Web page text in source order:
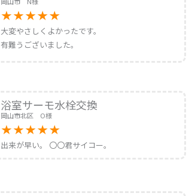
大変やさしくよかったです。
有難うございました。
浴室サーモ水栓交換
岡山市北区 O様
出来が早い。 〇〇君サイコー。